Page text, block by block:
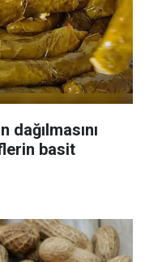
dağılmasını
basit